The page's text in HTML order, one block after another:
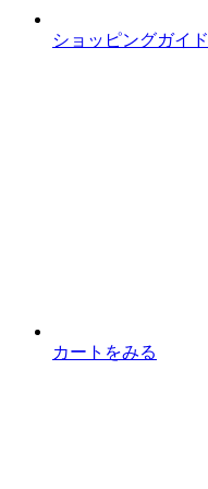
ショッピングガイド
カートをみる